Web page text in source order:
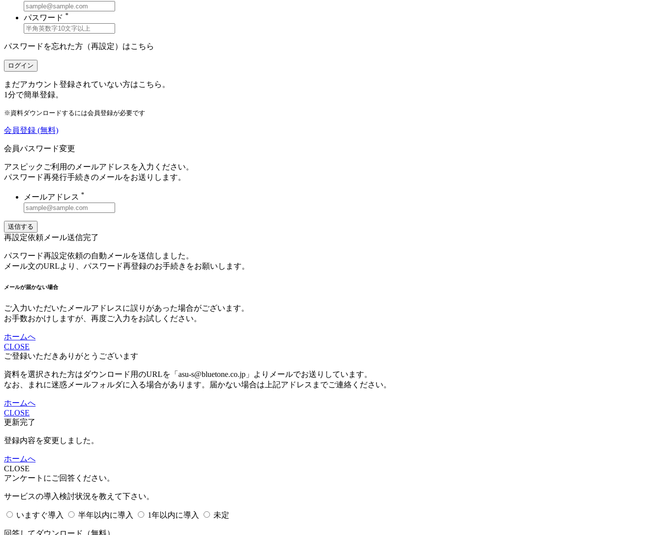
パスワード *
パスワードを忘れた方（再設定）はこちら
ログイン
まだアカウント登録されていない方はこちら。
1分で簡単登録。
※資料ダウンロードするには会員登録が必要です
会員登録 (無料)
会員パスワード変更
アスピックご利用のメールアドレスを入力ください。
パスワード再発行手続きのメールをお送りします。
メールアドレス *
送信する
再設定依頼メール送信完了
パスワード再設定依頼の自動メールを送信しました。
メール文のURLより、パスワード再登録のお手続きをお願いします。
メールが届かない場合
ご入力いただいたメールアドレスに誤りがあった場合がございます。
お手数おかけしますが、再度ご入力をお試しください。
ホームへ
CLOSE
ご登録いただきありがとうございます
資料を選択された方はダウンロード用のURLを「asu-s@bluetone.co.jp」よりメールでお送りしています。
なお、まれに迷惑メールフォルダに入る場合があります。届かない場合は上記アドレスまでご連絡ください。
ホームへ
CLOSE
更新完了
登録内容を変更しました。
ホームへ
CLOSE
アンケートにご回答ください。
サービスの導入検討状況を教えて下さい。
いますぐ導入 半年以内に導入 1年以内に導入 未定